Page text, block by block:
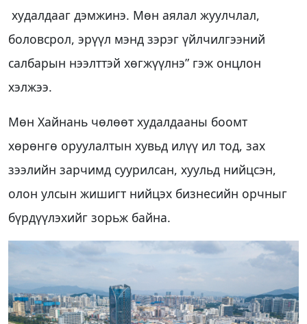
худалдааг дэмжинэ. Мөн аялал жуулчлал,
боловсрол, эрүүл мэнд зэрэг үйлчилгээний
салбарын нээлттэй хөгжүүлнэ” гэж онцлон
хэлжээ.
Мөн Хайнань чөлөөт худалдааны боомт
хөрөнгө оруулалтын хувьд илүү ил тод, зах
зээлийн зарчимд суурилсан, хуульд нийцсэн,
олон улсын жишигт нийцэх бизнесийн орчныг
бүрдүүлэхийг зорьж байна.